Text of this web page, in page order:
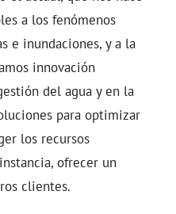
a los fenómenos
e inundaciones, y a la
innovación
del agua y en la
para optimizar
los recursos
ofrecer un
clientes.